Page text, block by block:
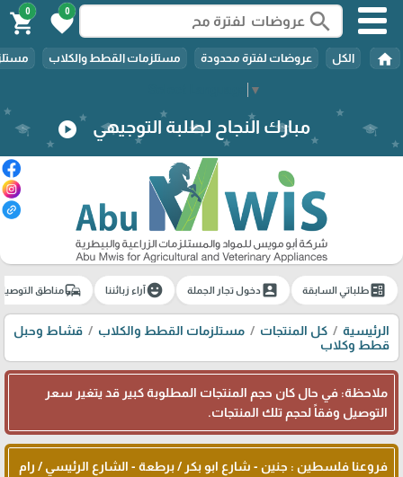
▼
search
0
favorite
0
shopping_cart
home الكل عروضات لفترة محدودة مستلزمات القطط والكلاب
مبارك النجاح لطلبة التوجيهي play_circle
ballotطلباتي السابقة account_boxدخول تجار الجملة emoji_emotionsآراء زبائننا commuteمناطق
الرئيسية كل المنتجات مستلزمات القطط والكلاب
قشاط وحبل
قطط وكلاب
ملاحظة: في حال كان حجم المنتجات المطلوبة كبير قد يتغير سعر
التوصيل وفقاً لحجم تلك المنتجات.
فروعنا فلسطين : جنين - شارع ابو بكر / برطعة - الشارع الرئيسي / رام